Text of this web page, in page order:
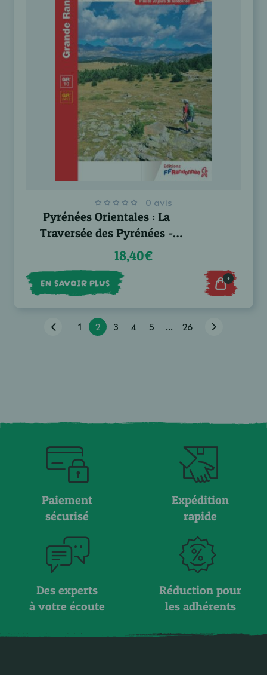
0 avis
Pyrénées Orientales : La
Traversée des Pyrénées -
GR®1018,40€
EN SAVOIR PLUS +
1 2 3 4 5 ... 26
Paiement
sécurisé
Expédition
rapide
Des experts
à votre écoute
Réduction pour
les adhérents